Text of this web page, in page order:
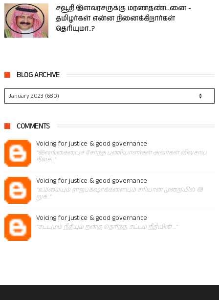
சவூதி இளவரசருக்கு மரணதண்டனை -
தமிழர்கள் என்ன நினைக்கிறார்கள்
தெரியுமா..?
BLOG ARCHIVE
COMMENTS
Voicing for justice & good governance
"இலங்கையைச் சேர்ந்த பணியாளர்கள் அவர்கள் விவசாய
நிலத..."
Voicing for justice & good governance
"உம்மையும் ராஜபக்‌ஷாக்களையும் சரியான முறையில் இ
றுக்..."
Voicing for justice & good governance
"சட்டமும் நீதியும் நன்கு தெரிந்த, சட்டம் நீதியின் ..."